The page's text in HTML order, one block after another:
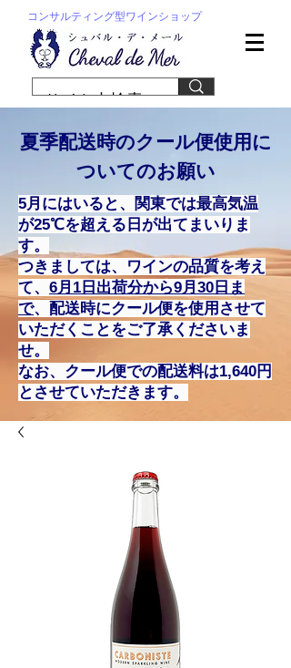
コンサルティング型ワインショップ
夏季配送時のクール便使用に
ついてのお願い
5月にはいると、関東では最高気温
が25℃を超える日が出てまいりま
す。
つきましては、ワインの品質を考え
て、 6月1日​出荷分から9月30日ま
で、配送時にクール便を使用させて
いただくことをご了承くださいま
せ。
なお、クール便での配送料は1,640円
とさせていただきます。